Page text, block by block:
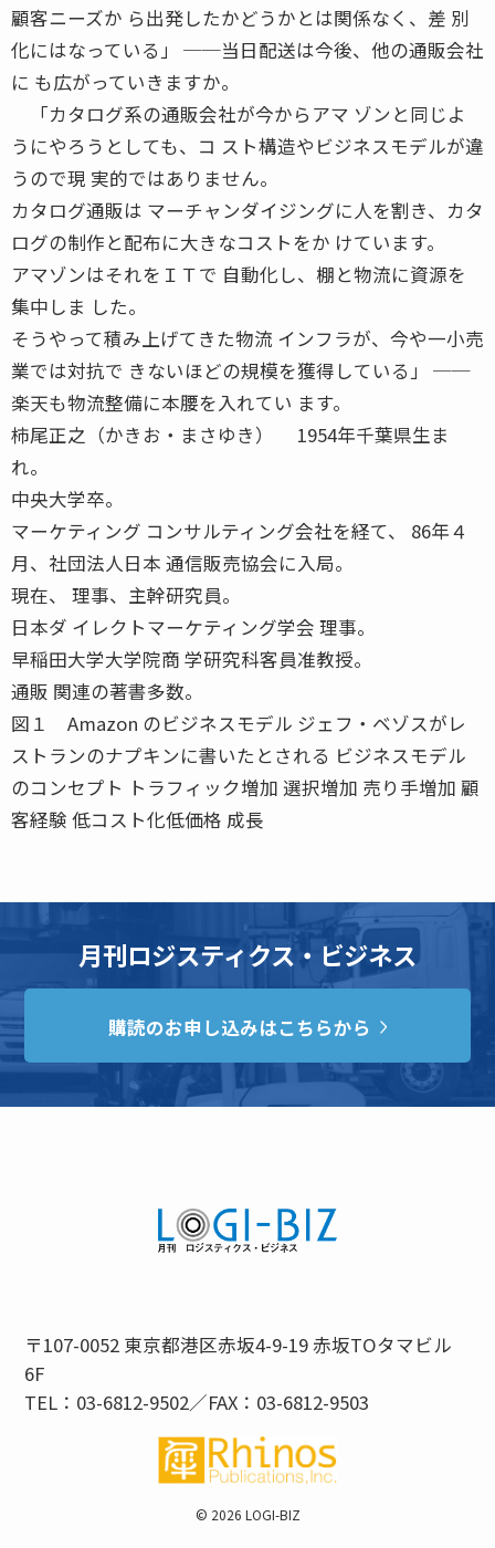
顧客ニーズか ら出発したかどうかとは関係なく、差 別
化にはなっている」 ──当日配送は今後、他の通販会社
に も広がっていきますか。
「カタログ系の通販会社が今からアマ ゾンと同じよ
うにやろうとしても、コ スト構造やビジネスモデルが違
うので現 実的ではありません。
カタログ通販は マーチャンダイジングに人を割き、カタ
ログの制作と配布に大きなコストをか けています。
アマゾンはそれをＩＴで 自動化し、棚と物流に資源を
集中しま した。
そうやって積み上げてきた物流 インフラが、今や一小売
業では対抗で きないほどの規模を獲得している」 ──
楽天も物流整備に本腰を入れてい ます。
柿尾正之（かきお・まさゆき） 1954年千葉県生ま
れ。
中央大学卒。
マーケティング コンサルティング会社を経て、 86年４
月、社団法人日本 通信販売協会に入局。
現在、 理事、主幹研究員。
日本ダ イレクトマーケティング学会 理事。
早稲田大学大学院商 学研究科客員准教授。
通販 関連の著書多数。
図１ Amazon のビジネスモデル ジェフ・ベゾスがレ
ストランのナプキンに書いたとされる ビジネスモデル
のコンセプト トラフィック増加 選択増加 売り手増加 顧
客経験 低コスト化低価格 成長
月刊ロジスティクス・ビジネス
購読のお申し込みはこちらから
〒107-0052 東京都港区赤坂4-9-19 赤坂TOタマビル
6F
TEL：03-6812-9502／FAX：03-6812-9503
© 2026 LOGI-BIZ